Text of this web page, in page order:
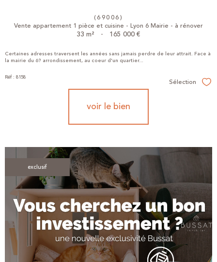
(69006)
Vente appartement 1 pièce et cuisine - Lyon 6 Mairie - à rénover
33 m² - 165 000 €
Certaines adresses traversent les années sans jamais perdre de leur attrait. Face à
la mairie du 6? arrondissement, au coeur d'un quartier...
Réf : 8158 Sélection
voir le bien
exclusif